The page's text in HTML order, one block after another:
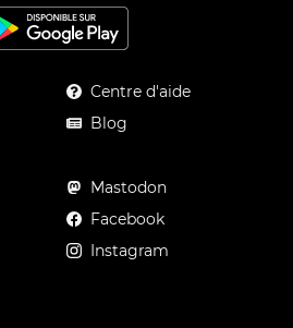
Centre d'aide
Blog
Mastodon
Facebook
Instagram